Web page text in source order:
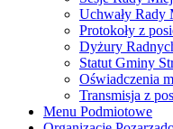
Uchwały Rady
Protokoły z
Dyżury
Statut Gminy
Oświadczenia
Transmisja z
Menu Podmiotowe